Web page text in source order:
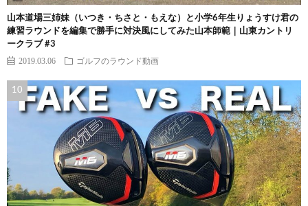
山本道場三姉妹（いつき・ちさと・もえな）と小学6年生りょうすけ君の
練習ラウンドを編集で勝手に対決風にしてみた山本師範｜山東カントリ
ークラブ #3
2019.03.06 ゴルフのラウンド動画